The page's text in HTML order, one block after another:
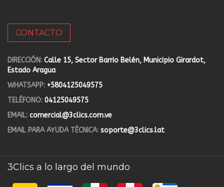
CONTACTO
DIRECCIÓN: Calle 15, Sector Barrio Belén, Municipio Girardot,
Estado Aragua
WHATSAPP: +5804125049575
TELÉFONO: 04125049575
EMAIL: comercial@3clics.com.ve
EMAIL PARA AYUDA TÉCNICA: soporte@3clics.lat
3Clics a lo largo del mundo